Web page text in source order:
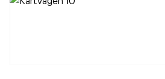
48 372 000,00 kr